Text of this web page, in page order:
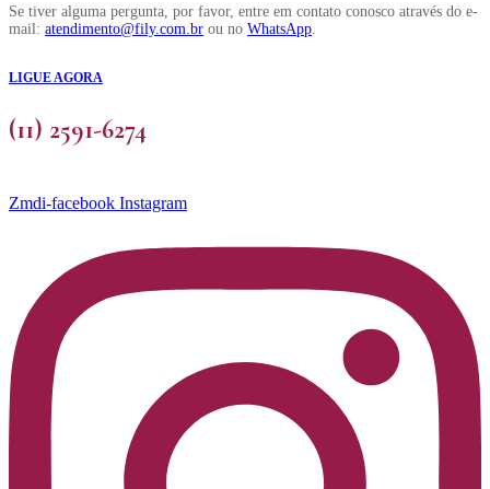
página
do
Se tiver alguma pergunta, por favor, entre em contato conosco através do e-
mail: atendimento@fily.com.br ou no WhatsApp.
LIGUE AGORA
(11) 2591-6274
Zmdi-facebook Instagram